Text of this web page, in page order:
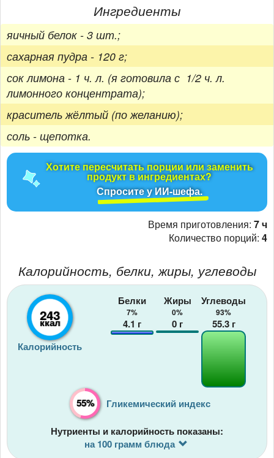
Ингредиенты
яичный белок - 3 шт.;
сахарная пудра - 120 г;
сок лимона - 1 ч. л. (я готовила с 1/2 ч. л.
лимонного концентрата);
краситель жёлтый (по желанию);
соль - щепотка.
Хотите пересчитать порции или заменить
продукт в ингредиентах?
Спросите у ИИ-шефа.
Время приготовления: 7 ч
Количество порций: 4
Калорийность, белки, жиры, углеводы
243
ккал
Калорийность
Белки
7%
4.1 г
Жиры
0%
0 г
Углеводы
93%
55.3г
55% Гликемический индекс
Нутриенты и калорийность показаны:
на 100 грамм блюда